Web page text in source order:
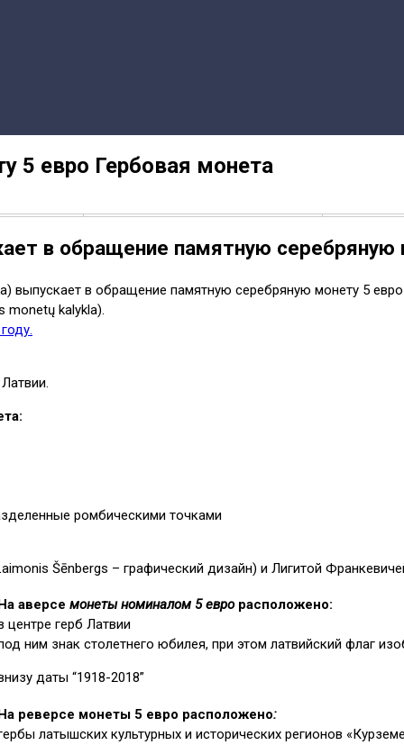
5 евро Гербовая монета
в обращение памятную
выпускает в обращение памятную серебряную монету 5
monetų kalykla).
ромбическими точками
Šēnbergs – графический дизайн) и Лигитой
аверсе монеты номиналом 5 еврорасположено:
центре герб Латвии
ним знак столетнего юбилея, при этом латвийский флаг
даты “1918-2018”
реверсе монеты 5 евро расположено:
латышских культурных и исторических регионов